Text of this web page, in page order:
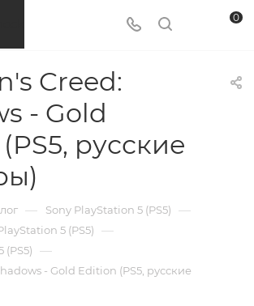
0
Creed:
- Gold
русские
— Sony PlayStation 5 (PS5) —
5 (PS5) —
(PS5) —
- Gold Edition (PS5, русские